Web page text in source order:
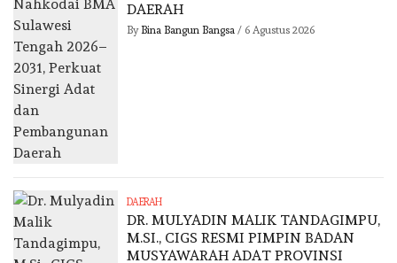
DAERAH
By Bina Bangun Bangsa/ 6 Agustus 2026
DAERAH
DR. MULYADIN MALIK TANDAGIMPU,
M.SI., CIGS RESMI PIMPIN BADAN
MUSYAWARAH ADAT PROVINSI